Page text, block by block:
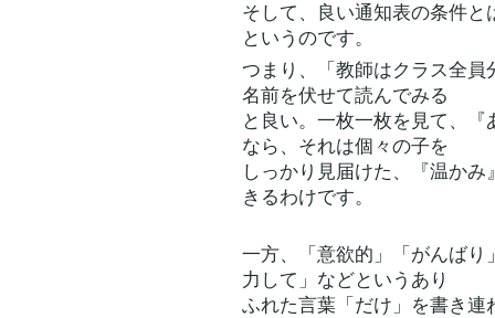
そして、良い通知表の条件
というのです。
つまり、「教師はクラス全
名前を伏せて読んでみる
と良い。一枚一枚を見て、
なら、それは個々の子を
しっかり見届けた、『温か
きるわけです。
一方、「意欲的」「がんば
力して」などというあり
ふれた言葉「だけ」を書き